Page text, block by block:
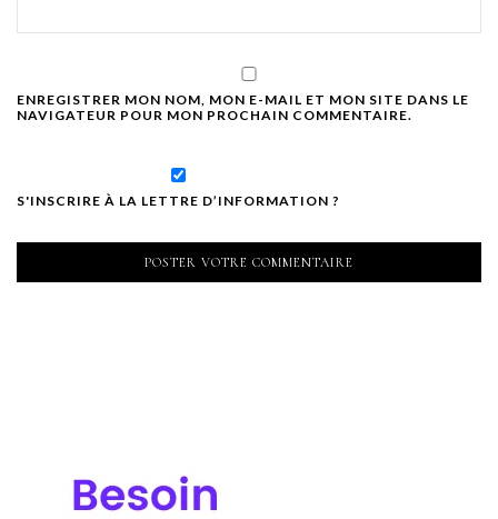
ENREGISTRER MON NOM, MON E-MAIL ET MON SITE DANS LE
NAVIGATEUR POUR MON PROCHAIN COMMENTAIRE.
S'INSCRIRE À LA LETTRE D’INFORMATION ?